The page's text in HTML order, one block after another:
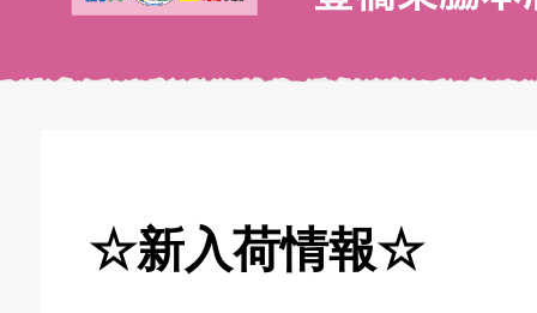
☆新入荷情報☆